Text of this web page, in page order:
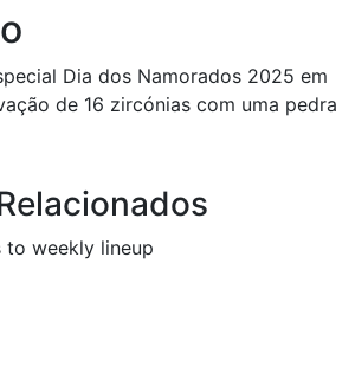
Dia dos Namorados 2025 em
de 16 zircónias com uma pedra
weekly lineup